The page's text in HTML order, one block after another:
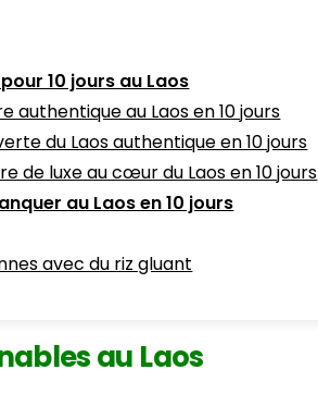
10 jours au Laos
authentique au Laos en 10 jours
du Laos authentique en 10 jours
de luxe au cœur du Laos en 10 jours
au Laos en 10 jours
avec du riz gluant
au Laos